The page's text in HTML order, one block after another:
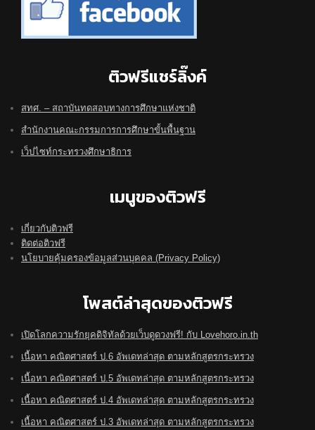
ติวฟรีแชร์ลิ๊งค์
สทศ. – สถาบันทดสอบทางการศึกษาแห่งชาติ
สำนักงานคณะกรรมการการศึกษาขั้นพื้นฐาน
เว็ปไซท์กระทรวงศึกษาธิการ
เมนูของติวฟรี
เกี่ยวกับติวฟรี
ติดต่อติวฟรี
นโยบายคุ้มครองข้อมูลส่วนบุคคล (Privacy Policy)
โพสต์ล่าสุดของติวฟรี
เปิดโลกความรักยุคดิจิทัลด้วยเว็บดูดวงฟรี! กับ Lovehoro.in.th
เนื้อหา คณิตศาสตร์ ป.6 อัพเดทล่าสุด ตามหลักสูตรกระทรวง
เนื้อหา คณิตศาสตร์ ป.5 อัพเดทล่าสุด ตามหลักสูตรกระทรวง
เนื้อหา คณิตศาสตร์ ป.4 อัพเดทล่าสุด ตามหลักสูตรกระทรวง
เนื้อหา คณิตศาสตร์ ป.3 อัพเดทล่าสุด ตามหลักสูตรกระทรวง